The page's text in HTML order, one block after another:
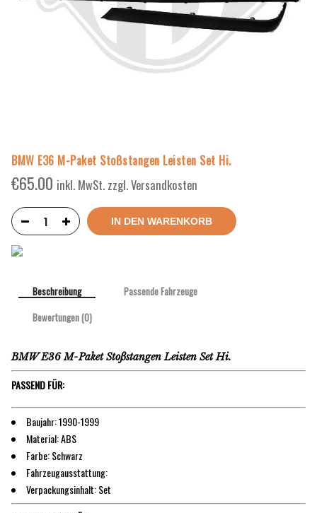
BMW E36 M-Paket Stoßstangen Leisten Set Hi.
€65.00 inkl. MwSt. zzgl. Versandkosten
IN DEN WARENKORB
Beschreibung
Passende Fahrzeuge
Bewertungen (0)
BMW E36 M-Paket Stoßstangen Leisten Set Hi.
PASSEND FÜR:
Baujahr: 1990-1999
Material: ABS
Farbe: Schwarz
Fahrzeugausstattung:
Verpackungsinhalt: Set